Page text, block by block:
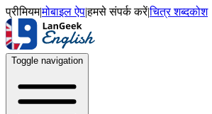
प्रीमियम|मोबाइल ऐप|हमसे संपर्क करें|चित्र शब्दकोश
Toggle navigation